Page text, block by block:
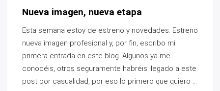
Nueva imagen, nueva etapa
Esta semana estoy de estreno y novedades. Estreno
nueva imagen profesional y, por fin, escribo mi
primera entrada en este blog. Algunos ya me
conocéis, otros seguramente habréis llegado a este
post por casualidad, por eso lo primero que quiero ...